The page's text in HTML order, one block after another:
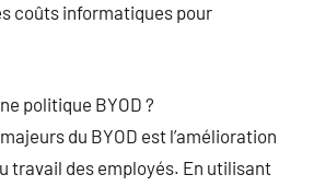
coûts informatiques pour
politique BYOD ?
du BYOD est l’amélioration
travail des employés. En utilisant